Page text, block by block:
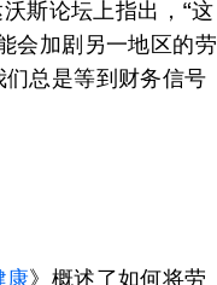
斯论坛上指出，“这
会加剧另一地区的劳
总是等到财务信号
康》概述了如何将劳